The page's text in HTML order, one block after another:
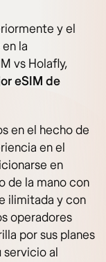
y el
la
vs Holafly,
eSIM de
en el hecho de
en el
en
de la mano con
ilimitada y con
operadores
por sus planes
servicio al